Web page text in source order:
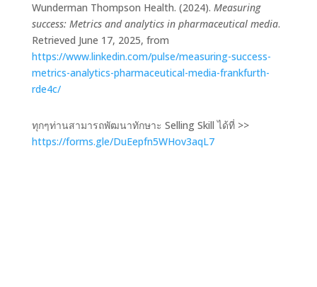
Wunderman Thompson Health. (2024). Measuring
success: Metrics and analytics in pharmaceutical media.
Retrieved June 17, 2025, from
https://www.linkedin.com/pulse/measuring-success-
metrics-analytics-pharmaceutical-media-frankfurth-
rde4c/
ทุกๆท่านสามารถพัฒนาทักษาะ Selling Skill ได้ที่ >>
https://forms.gle/DuEepfn5WHov3aqL7